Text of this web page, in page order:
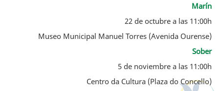
Marín
22 de octubre a las 11:00h
Museo Municipal Manuel Torres (Avenida Ourense)
Sober
5 de noviembre a las 11:00h
Centro da Cultura (Plaza do Concello)